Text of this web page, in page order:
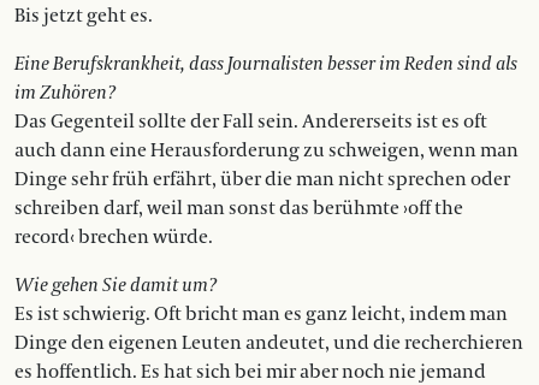
Bis jetzt geht es.
Eine Berufskrankheit, dass Journalisten besser im Reden sind als
im Zuhören?
Das Gegenteil sollte der Fall sein. Andererseits ist es oft
auch dann eine Herausforderung zu schweigen, wenn man
Dinge sehr früh erfährt, über die man nicht sprechen oder
schreiben darf, weil man sonst das berühmte ›off the
record‹ brechen würde.
Wie gehen Sie damit um?
Es ist schwierig. Oft bricht man es ganz leicht, indem man
Dinge den eigenen Leuten andeutet, und die recherchieren
es hoffentlich. Es hat sich bei mir aber noch nie jemand